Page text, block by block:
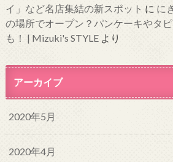
イ」など名店集結の新スポット に に
の場所でオープン？パンケーキやタ
も！ | Mizuki's STYLEより
アーカイブ
2020年5月
2020年4月